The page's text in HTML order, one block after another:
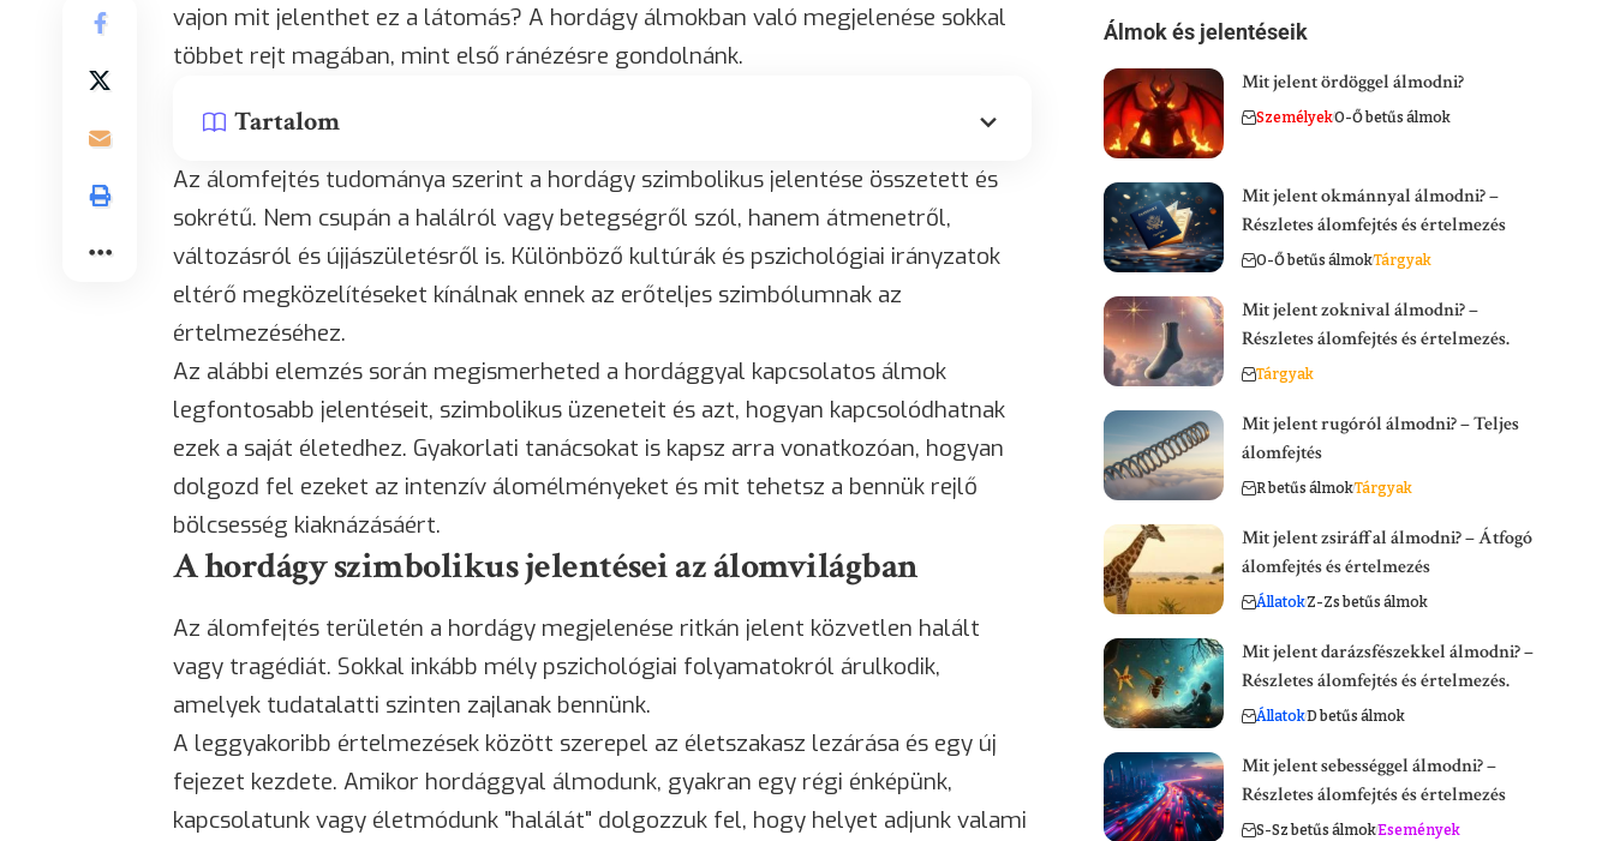
vajon mit jelenthet ez a látomás? A hordágy álmokban való megjelenése sokkal
többet rejt magában, mint első ránézésre gondolnánk.
Tartalom
Az álomfejtés tudománya szerint a hordágy szimbolikus jelentése összetett és
sokrétű. Nem csupán a halálról vagy betegségről szól, hanem átmenetről,
változásról és újjászületésről is. Különböző kultúrák és pszichológiai irányzatok
eltérő megközelítéseket kínálnak ennek az erőteljes szimbólumnak az
értelmezéséhez.
Az alábbi elemzés során megismerheted a hordággyal kapcsolatos álmok
legfontosabb jelentéseit, szimbolikus üzeneteit és azt, hogyan kapcsolódhatnak
ezek a saját életedhez. Gyakorlati tanácsokat is kapsz arra vonatkozóan, hogyan
dolgozd fel ezeket az intenzív álomélményeket és mit tehetsz a bennük rejlő
bölcsesség kiaknázásáért.
A hordágy szimbolikus jelentései az álomvilágban
Az álomfejtés területén a hordágy megjelenése ritkán jelent közvetlen halált
vagy tragédiát. Sokkal inkább mély pszichológiai folyamatokról árulkodik,
amelyek tudatalatti szinten zajlanak bennünk.
A leggyakoribb értelmezések között szerepel az életszakasz lezárása és egy új
fejezet kezdete. Amikor hordággyal álmodunk, gyakran egy régi énképünk,
kapcsolatunk vagy életmódunk "halálát" dolgozzuk fel, hogy helyet adjunk valami
Álmok és jelentéseik
Mit jelent ördöggel álmodni?
SzemélyekO-Ő betűs álmok
Mit jelent okmánnyal álmodni? –
Részletes álomfejtés és értelmezés
O-Ő betűs álmokTárgyak
Mit jelent zoknival álmodni? –
Részletes álomfejtés és értelmezés.
Tárgyak
Mit jelent rugóról álmodni? – Teljes
álomfejtés
R betűs álmokTárgyak
Mit jelent zsiráffal álmodni? – Átfogó
álomfejtés és értelmezés
ÁllatokZ-Zs betűs álmok
Mit jelent darázsfészekkel álmodni? –
Részletes álomfejtés és értelmezés.
ÁllatokD betűs álmok
Mit jelent sebességgel álmodni? –
Részletes álomfejtés és értelmezés
S-Sz betűs álmokEsemények